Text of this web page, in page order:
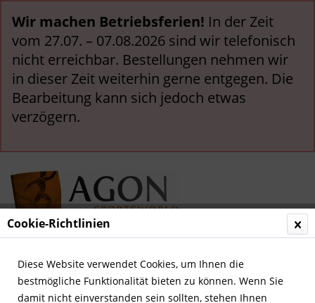
Wir machen Betriebsferien! In der Zeit
vom 27.07. – 07.08.2026 sind wir telefonisch
nicht erreichbar. Bestellungen nehmen wir
in dieser Zeit weiterhin gerne entgegen. Die
Bearbeitung kann sich jedoch etwas
verzögern.
Menü
Übersicht Deutsche Jahrbücher
Cookie-Richtlinien
Diese Website verwendet Cookies, um Ihnen die
bestmögliche Funktionalität bieten zu können. Wenn Sie
damit nicht einverstanden sein sollten, stehen Ihnen